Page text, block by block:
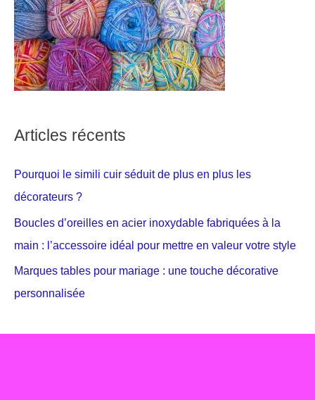
Articles récents
Pourquoi le simili cuir séduit de plus en plus les
décorateurs ?
Boucles d’oreilles en acier inoxydable fabriquées à la
main : l’accessoire idéal pour mettre en valeur votre style
Marques tables pour mariage : une touche décorative
personnalisée